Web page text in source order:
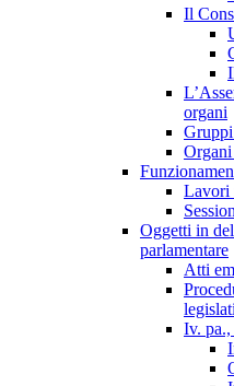
Il
organi
Lavori
Oggetti in
parlamentare
Atti
Iv.